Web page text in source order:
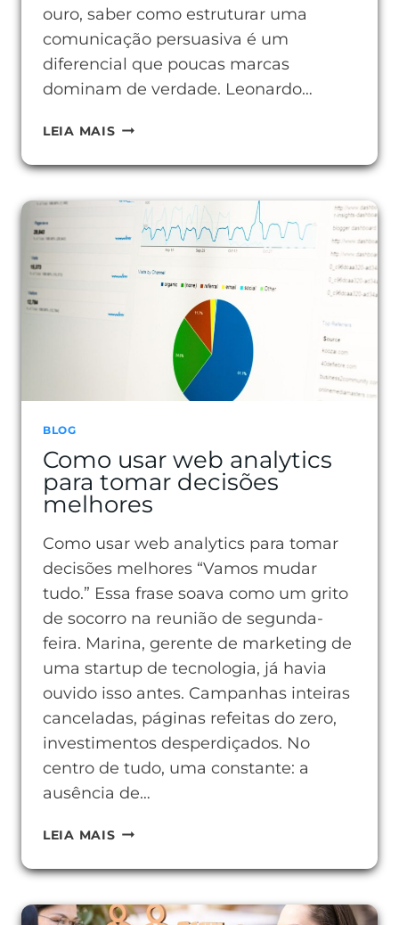
ouro, saber como estruturar uma
comunicação persuasiva é um
diferencial que poucas marcas
dominam de verdade. Leonardo…
LEIA MAISESTRATÉGIAS
QUE
AUMENTAM
CONVERSÕES
BLOG
Como usar web analytics
para tomar decisões
melhores
Como usar web analytics para tomar
decisões melhores “Vamos mudar
tudo.” Essa frase soava como um grito
de socorro na reunião de segunda-
feira. Marina, gerente de marketing de
uma startup de tecnologia, já havia
ouvido isso antes. Campanhas inteiras
canceladas, páginas refeitas do zero,
investimentos desperdiçados. No
centro de tudo, uma constante: a
ausência de…
LEIA MAISCOMO
ANALYTICS